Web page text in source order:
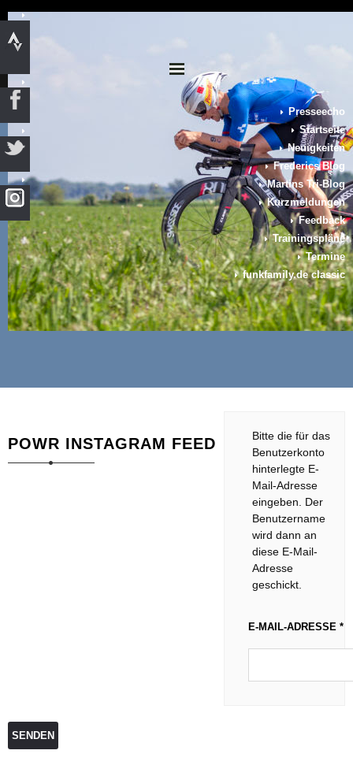
Presseecho
Startseite
Neuigkeiten
Frederics Blog
Martins Tri-Blog
Kurzmeldungen
Feedback
Trainingspläne
Termine
funkfamily.de classic
POWR INSTAGRAM FEED
Bitte die für das
Benutzerkonto
hinterlegte E-
Mail-Adresse
eingeben. Der
Benutzername
wird dann an
diese E-Mail-
Adresse
geschickt.
E-MAIL-ADRESSE *
SENDEN